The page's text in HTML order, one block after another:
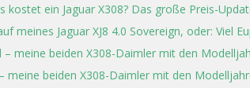
kostet ein Jaguar X308? Das große Preis-
meines Jaguar XJ8 4.0 Sovereign, oder: Viel
meine beiden X308-Daimler mit den
meine beiden X308-Daimler mit den